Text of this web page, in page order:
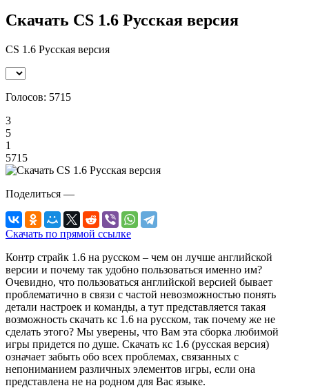
Скачать CS 1.6 Русская версия
CS 1.6 Русская версия
Голосов: 5715
3
5
1
5715
Поделиться —
Скачать по прямой ссылке
Контр страйк 1.6 на русском – чем он лучше английской
версии и почему так удобно пользоваться именно им?
Очевидно, что пользоваться английской версией бывает
проблематично в связи с частой невозможностью понять
детали настроек и команды, а тут представляется такая
возможность скачать кс 1.6 на русском, так почему же не
сделать этого? Мы уверены, что Вам эта сборка любимой
игры придется по душе. Скачать кс 1.6 (русская версия)
означает забыть обо всех проблемах, связанных с
непониманием различных элементов игры, если она
представлена не на родном для Вас языке.